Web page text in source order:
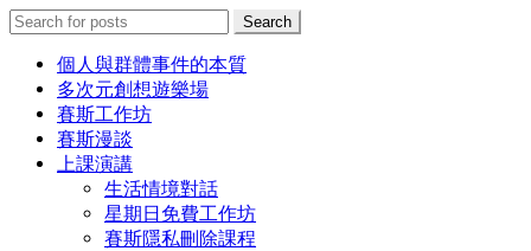
Search
for:
Search
個人與群體事件的本質
多次元創想遊樂場
賽斯工作坊
賽斯漫談
上課演講
生活情境對話
星期日免費工作坊
賽斯隱私刪除課程